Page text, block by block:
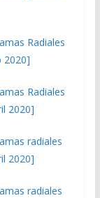
Radiales
2020]
Radiales
2020]
radiales
2020]
radiales